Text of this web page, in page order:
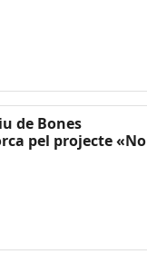
de Bones
pel projecte «No